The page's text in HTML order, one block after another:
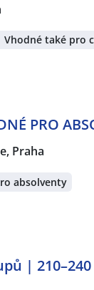
Vhodné také pro
PRO
Praha
absolventy
|